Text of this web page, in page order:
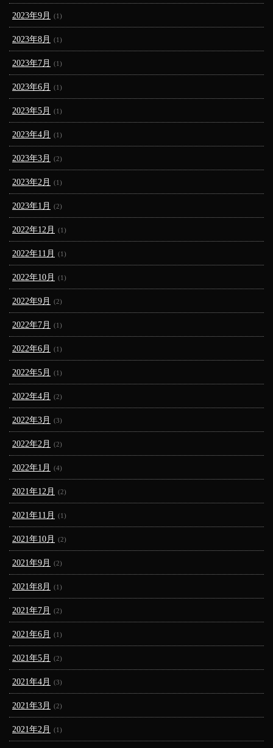
2023年9月 (1)
2023年8月 (1)
2023年7月 (1)
2023年6月 (1)
2023年5月 (1)
2023年4月 (1)
2023年3月 (2)
2023年2月 (1)
2023年1月 (2)
2022年12月 (1)
2022年11月 (1)
2022年10月 (1)
2022年9月 (2)
2022年7月 (1)
2022年6月 (1)
2022年5月 (1)
2022年4月 (2)
2022年3月 (3)
2022年2月 (2)
2022年1月 (4)
2021年12月 (2)
2021年11月 (1)
2021年10月 (2)
2021年9月 (2)
2021年8月 (1)
2021年7月 (2)
2021年6月 (1)
2021年5月 (2)
2021年4月 (3)
2021年3月 (2)
2021年2月 (1)